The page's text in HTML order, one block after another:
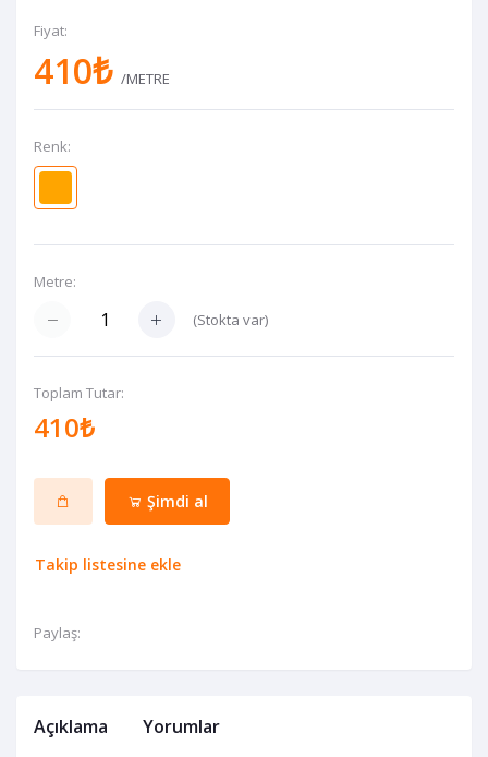
Fiyat:
410₺ /METRE
Renk:
Metre:
(Stokta var)
Toplam Tutar:
410₺
Şimdi al
Takip listesine ekle
Paylaş:
Açıklama Yorumlar